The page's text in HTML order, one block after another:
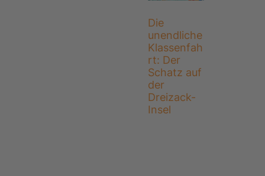
Die
unendliche
Klassenfah
rt: Der
Schatz auf
der
Dreizack-
Insel